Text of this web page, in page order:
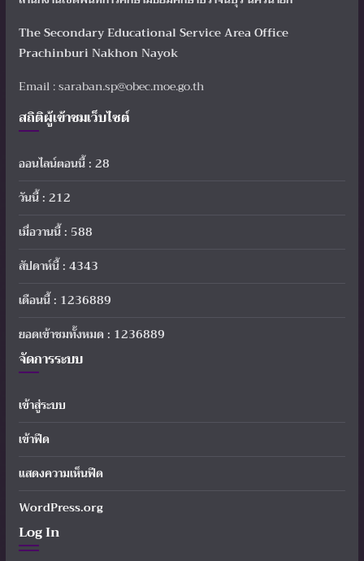
The Secondary Educational Service Area Office
Prachinburi Nakhon Nayok
Email : saraban.sp@obec.moe.go.th
สถิติผู้เข้าชมเว็บไซต์
ออนไลน์ตอนนี้ : 28
วันนี้ : 212
เมื่อวานนี้ : 588
สัปดาห์นี้ : 4343
เดือนนี้ : 1236889
ยอดเข้าชมทั้งหมด : 1236889
จัดการระบบ
เข้าสู่ระบบ
เข้าฟีด
แสดงความเห็นฟีด
WordPress.org
Log In